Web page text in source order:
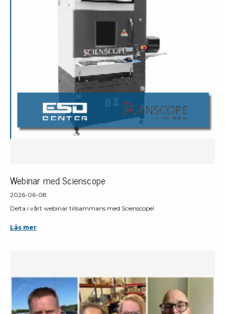
Webinar med Scienscope
2026-06-08
Delta i vårt webinar tillsammans med Scienscope!
Läs mer